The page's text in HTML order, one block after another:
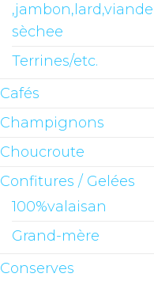
,jambon,lard,viande
sèchee
Terrines/etc.
Cafés
Champignons
Choucroute
Confitures / Gelées
100%valaisan
Grand-mère
Conserves